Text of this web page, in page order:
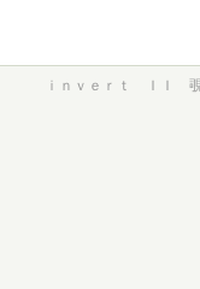
ｉｎｖｅｒｔ ＩＩ